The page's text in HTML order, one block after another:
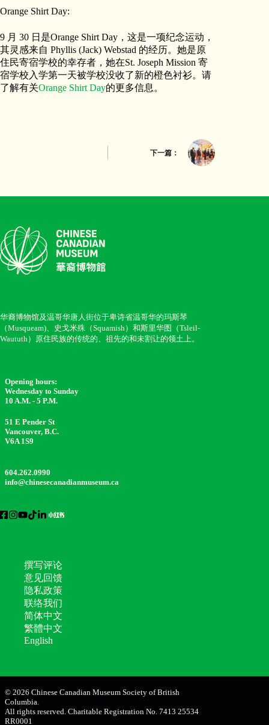
Orange Shirt Day:
9 月 30 日是Orange Shirt Day，这是一项纪念运动，
其灵感来自 Phyllis (Jack) Webstad 的经历。她是原
住民寄宿学校的幸存者，她在St. Joseph Mission 寄
宿学校入学第一天被学校没收了新的橙色衬衫。请
了解有关Orange Shirt Day的更多信息。
下一篇：
华裔博物馆及温哥华唐人街位于卑诗省温哥华的玛斯琴
（Musqueam)、史戈米殊（Squamish）和斯里华图（Tsleil-
Waututh）原住民族的传统的、祖先的和未割让的领土上。
Opening hours:
Wednesday to Sunday
10 A.M. - 5 P.M.
51 E Pender St
Vancouver, B.C.
V6A 1S9
604.262.0990
info@chinesecanadianmuseum.ca
撰写评论
意见回馈
隐私政策
联络我们
简体中文
繁體中文
English
© 2026 Chinese Canadian Museum Society of British
Columbia.
All rights reserved. Charitable Registration No. 7413 25534
RR0001